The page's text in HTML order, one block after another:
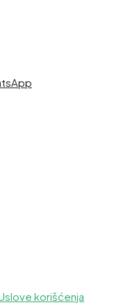
korišćenja